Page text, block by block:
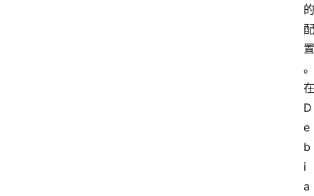
的
配
置
。
在
D
e
b
i
a